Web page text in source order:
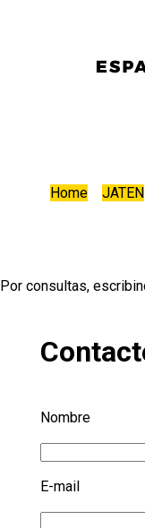
Home JATEN
Por consultas,
Nombre
E-mail